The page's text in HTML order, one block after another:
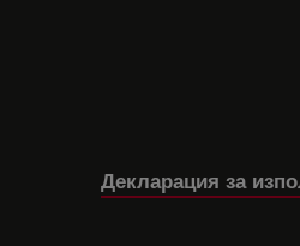
Декларация за